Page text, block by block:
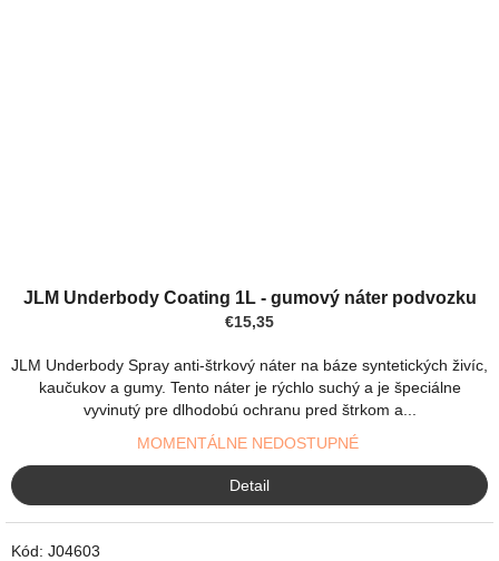
JLM Underbody Coating 1L - gumový náter podvozku
€15,35
JLM Underbody Spray anti-štrkový náter na báze syntetických živíc,
kaučukov a gumy. Tento náter je rýchlo suchý a je špeciálne
vyvinutý pre dlhodobú ochranu pred štrkom a...
MOMENTÁLNE NEDOSTUPNÉ
Detail
Kód: J04603